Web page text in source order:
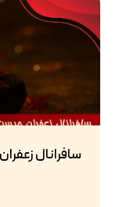
سافرانال